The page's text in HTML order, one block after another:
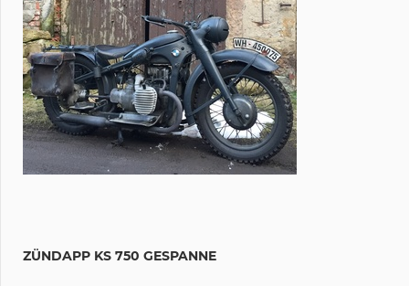
ZÜNDAPP KS 750 GESPANNE